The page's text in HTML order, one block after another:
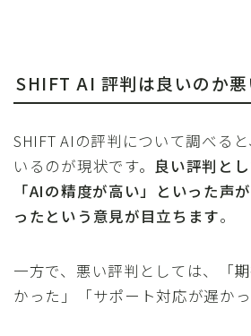
SHIFT AI 評判は良いのか
SHIFT AIの評判について調べる
いるのが現状です。 良い評判と
「AIの精度が高い」といった声
ったという意見が目立ちます。
一方で、悪い評判としては、「
かった」「サポート対応が遅か